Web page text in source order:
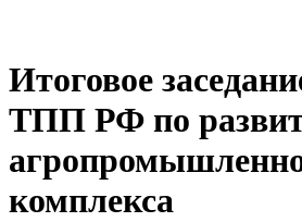
Итоговое
ТПП РФ по
комплекса